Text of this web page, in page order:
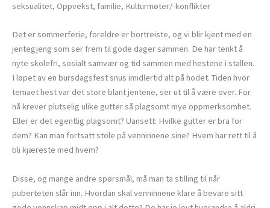
seksualitet, Oppvekst, familie, Kulturmøter/-konflikter
Det er sommerferie, foreldre er bortreiste, og vi blir kjent med en
jentegjeng som ser frem til gode dager sammen. De har tenkt å
nyte skolefri, sosialt samvær og tid sammen med hestene i stallen.
I løpet av en bursdagsfest snus imidlertid alt på hodet. Tiden hvor
temaet hest var det store blant jentene, ser ut til å være over. For
nå krever plutselig ulike gutter så plagsomt mye oppmerksomhet.
Eller er det egentlig plagsomt? Uansett: Hvilke gutter er bra for
dem? Kan man fortsatt stole på venninnene sine? Hvem har rett til å
bli kjæreste med hvem?
Disse, og mange andre spørsmål, må man ta stilling til når
puberteten slår inn. Hvordan skal venninnene klare å bevare sitt